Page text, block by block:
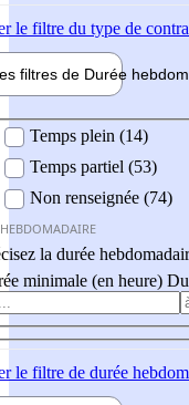
le filtre du type de
filtres de Durée hebdo
Temps plein (14)
Temps partiel (53)
Non renseignée (74)
la durée
minimale (en heure)
le filtre de durée